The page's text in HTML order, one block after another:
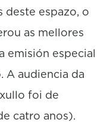
deste espazo, o
as mellores
emisión especial
A audiencia da
foi de
catro anos).